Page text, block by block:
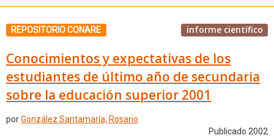
REPOSITORIO CONARE informe científico
Conocimientos y expectativas de los
estudiantes de último año de secundaria
sobre la educación superior 2001
porGonzález Santamaría, Rosario
Publicado 2002